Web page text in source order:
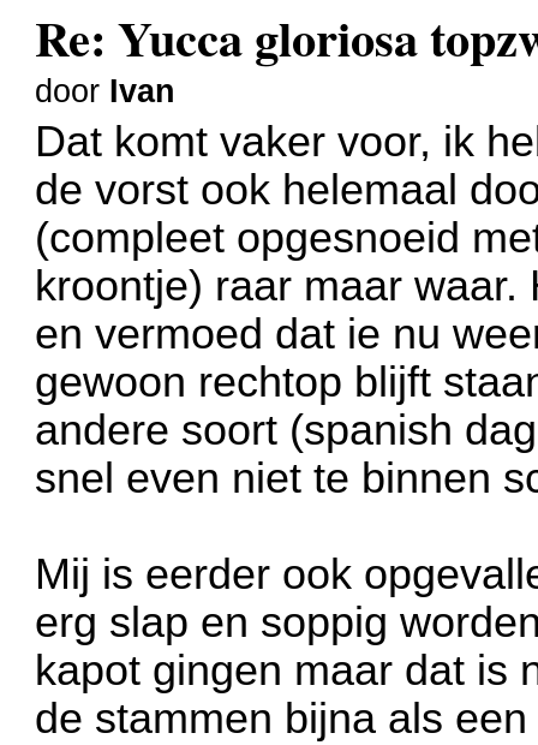
Re: Yucca gloriosa
door Ivan
Dat komt vaker voor, ik
de vorst ook helemaal
(compleet opgesnoeid
kroontje) raar maar
en vermoed dat ie nu
gewoon rechtop blijft
andere soort (spanish
snel even niet te binnen
Mij is eerder ook
erg slap en soppig
kapot gingen maar dat is
de stammen bijna als